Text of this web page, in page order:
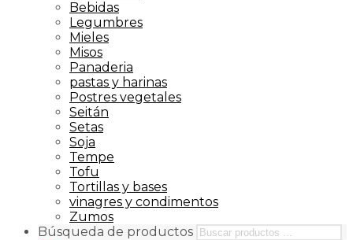
Bebidas
Legumbres
Mieles
Misos
Panaderia
pastas y harinas
Postres vegetales
Seitán
Setas
Soja
Tempe
Tofu
Tortillas y bases
vinagres y condimentos
Zumos
Búsqueda de productos